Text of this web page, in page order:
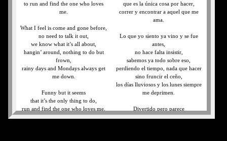
to run and find the one who loves
me.
What I feel is come and gone before,
no need to talk it out,
we know what it’s all about,
hangin’ around, nothing to do but
frown,
rainy days and Mondays always get
me down.
Funny but it seems
that it’s the only thing to do,
run and find the one who loves me.
que es la única cosa por hacer,
correr y encontrar a aquel que me
ama.
Lo que yo siento ya vino y se fue
antes,
no hace falta insistir,
sabemos ya todo sobre eso,
perdiendo el tiempo, nada que hacer
sino fruncir el ceño,
los días lluviosos y los lunes siempre
me deprimen.
Divertido pero parece
que es la única cosa por hacer,